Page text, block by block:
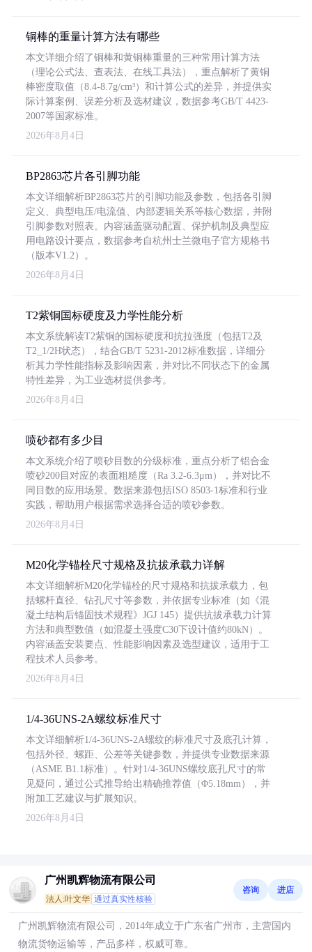
铜棒的重量计算方法有哪些
本文详细介绍了铜棒和黄铜棒重量的三种常用计算方法
（理论公式法、查表法、在线工具法），重点解析了黄铜
棒密度取值（8.4-8.7g/cm³）和计算公式的差异，并提供实
际计算案例、误差分析及选材建议，数据参考GB/T 4423-
2007等国家标准。
2026年8月4日
BP2863芯片各引脚功能
本文详细解析BP2863芯片的引脚功能及参数，包括各引脚
定义、典型电压/电流值、内部逻辑关系等核心数据，并附
引脚参数对照表。内容涵盖驱动配置、保护机制及典型应
用电路设计要点，数据参考自杭州士兰微电子官方规格书
（版本V1.2）。
2026年8月4日
T2紫铜国标硬度及力学性能分析
本文系统解读T2紫铜的国标硬度和抗拉强度（包括T2及
T2_1/2H状态），结合GB/T 5231-2012标准数据，详细分
析其力学性能指标及影响因素，并对比不同状态下的金属
特性差异，为工业选材提供参考。
2026年8月4日
喷砂都有多少目
本文系统介绍了喷砂目数的分级标准，重点分析了铝合金
喷砂200目对应的表面粗糙度（Ra 3.2-6.3μm），并对比不
同目数的应用场景。数据来源包括ISO 8503-1标准和行业
实践，帮助用户根据需求选择合适的喷砂参数。
2026年8月4日
M20化学锚栓尺寸规格及抗拔承载力详解
本文详细解析M20化学锚栓的尺寸规格和抗拔承载力，包
括螺杆直径、钻孔尺寸等参数，并依据专业标准（如《混
凝土结构后锚固技术规程》JGJ 145）提供抗拔承载力计算
方法和典型数值（如混凝土强度C30下设计值约80kN）。
内容涵盖安装要点、性能影响因素及选型建议，适用于工
程技术人员参考。
2026年8月4日
1/4-36UNS-2A螺纹标准尺寸
本文详细解析1/4-36UNS-2A螺纹的标准尺寸及底孔计算，
包括外径、螺距、公差等关键参数，并提供专业数据来源
（ASME B1.1标准）。针对1/4-36UNS螺纹底孔尺寸的常
见疑问，通过公式推导给出精确推荐值（Φ5.18mm），并
附加工艺建议与扩展知识。
2026年8月4日
广州凯辉物流有限公司
法人:叶文华 通过真实性核验
咨询 进店
广州凯辉物流有限公司，2014年成立于广东省广州市，主营国内
物流货物运输等，产品多样，权威可靠。